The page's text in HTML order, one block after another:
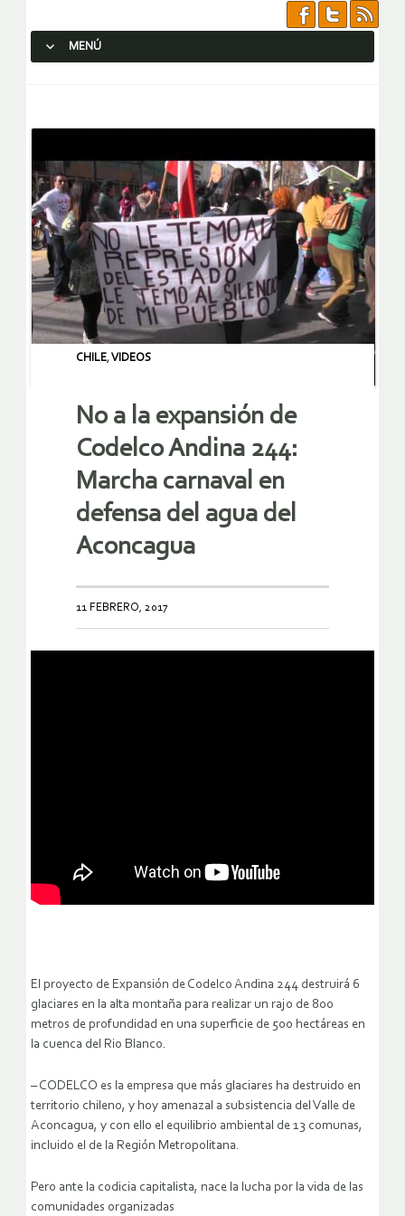
MENÚ
CHILE,VIDEOS
No a la expansión de
Codelco Andina 244:
Marcha carnaval en
defensa del agua del
Aconcagua
11 FEBRERO, 2017
El proyecto de Expansión de Codelco Andina 244 destruirá 6
glaciares en la alta montaña para realizar un rajo de 800
metros de profundidad en una superficie de 500 hectáreas en
la cuenca del Rio Blanco.
– CODELCO es la empresa que más glaciares ha destruido en
territorio chileno, y hoy amenazal a subsistencia del Valle de
Aconcagua, y con ello el equilibrio ambiental de 13 comunas,
incluido el de la Región Metropolitana.
Pero ante la codicia capitalista, nace la lucha por la vida de las
comunidades organizadas